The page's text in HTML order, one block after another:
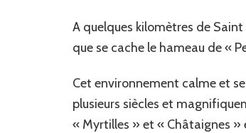
A quelques kilomètres de
que se cache le hameau de «
Cet environnement calme et
plusieurs siècles et
« Myrtilles » et « Châtaignes